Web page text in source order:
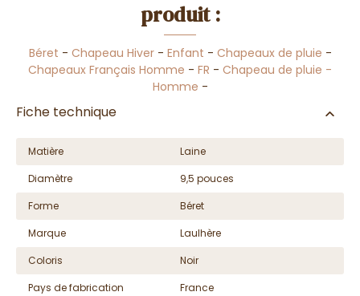
produit :
Béret - Chapeau Hiver- Enfant - Chapeaux de pluie -
Chapeaux Français Homme - FR - Chapeau de pluie -
Homme -
Fiche technique
Matière
Laine
Diamètre
9,5 pouces
Forme
Béret
Marque
Laulhère
Coloris
Noir
Pays de fabrication
France